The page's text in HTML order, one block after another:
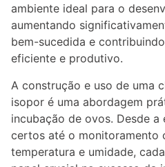
ambiente ideal para o
aumentando
bem-sucedida e
eficiente e produtivo.
A construção e uso de uma
isopor é uma abordagem
incubação de ovos. Desde a
certos até o monitoramento
temperatura e umidade,